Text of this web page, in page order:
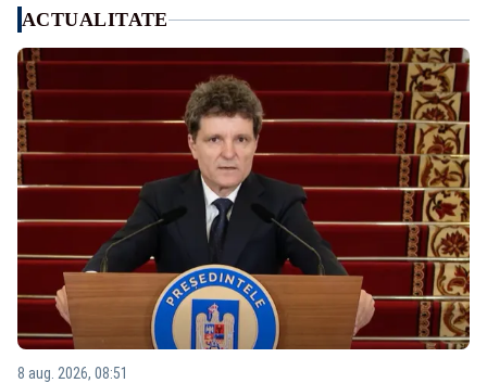
ACTUALITATE
8 aug. 2026, 08:51